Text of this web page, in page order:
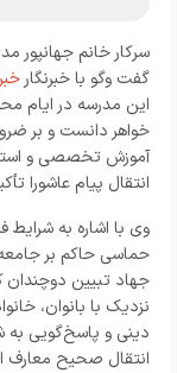
سرکار خانم جهانپور
گفت وگو با خبرنگار
این مدرسه در ایام
خواهر دانست و بر
آموزش تخصصی و
انتقال پیام عاشورا
وی با اشاره به
حماسی حاکم بر
جهاد تبیین دوچندان
نزدیک با بانوان،
دینی و پاسخ‌گویی به
انتقال صحیح معارف